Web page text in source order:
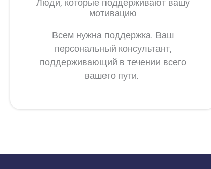
Люди, которые поддерживают вашу
мотивацию
Всем нужна поддержка. Ваш
персональный консультант,
поддерживающий в течении всего
вашего пути.